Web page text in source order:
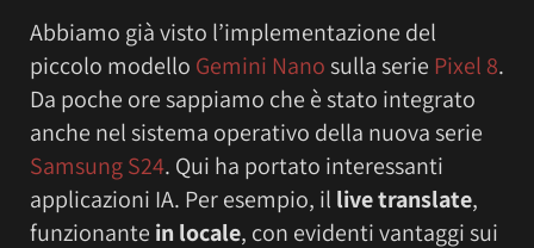
Abbiamo già visto l’implementazione del
piccolo modello Gemini Nanosulla serie Pixel 8.
Da poche ore sappiamo che è stato integrato
anche nel sistema operativo della nuova serie
Samsung S24. Qui ha portato interessanti
applicazioni IA. Per esempio, il live translate,
funzionante in locale, con evidenti vantaggi sui